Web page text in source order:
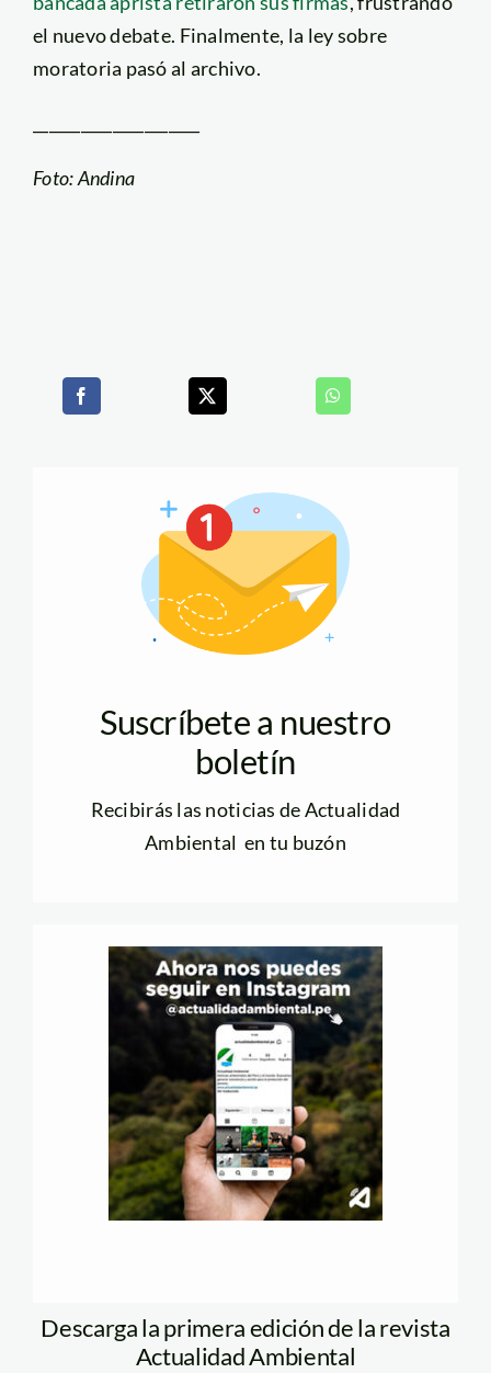
el nuevo debate. Finalmente, la ley sobre
moratoria pasó al archivo.
Foto: Andina
Suscríbete a nuestro
boletín
Recibirás las noticias de Actualidad
Ambiental en tu buzón
Descarga la primera edición de la revista
Actualidad Ambiental